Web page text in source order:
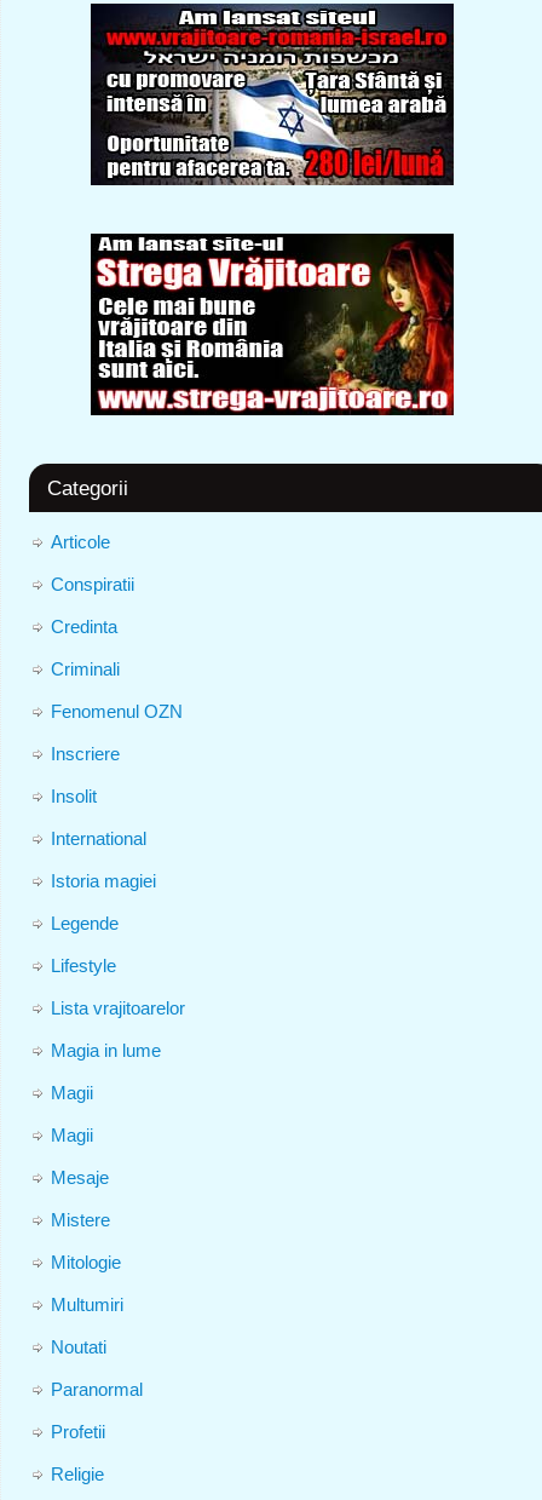
Categorii
Articole
Conspiratii
Credinta
Criminali
Fenomenul OZN
Inscriere
Insolit
International
Istoria magiei
Legende
Lifestyle
Lista vrajitoarelor
Magia in lume
Magii
Magii
Mesaje
Mistere
Mitologie
Multumiri
Noutati
Paranormal
Profetii
Religie